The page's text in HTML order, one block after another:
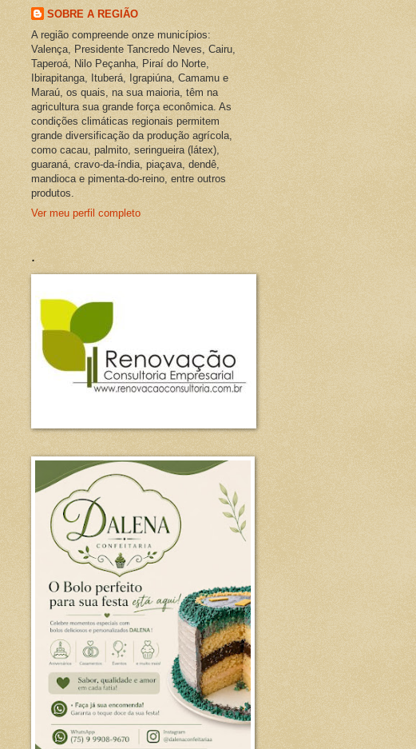
SOBRE A REGIÃO
A região compreende onze municípios:
Valença, Presidente Tancredo Neves, Cairu,
Taperoá, Nilo Peçanha, Piraí do Norte,
Ibirapitanga, Ituberá, Igrapiúna, Camamu e
Maraú, os quais, na sua maioria, têm na
agricultura sua grande força econômica. As
condições climáticas regionais permitem
grande diversificação da produção agrícola,
como cacau, palmito, seringueira (látex),
guaraná, cravo-da-índia, piaçava, dendê,
mandioca e pimenta-do-reino, entre outros
produtos.
Ver meu perfil completo
.